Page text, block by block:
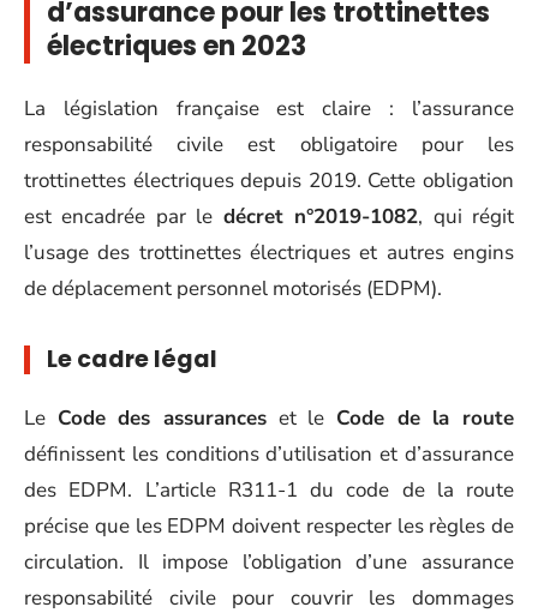
d’assurance pour les trottinettes
électriques en 2023
La législation française est claire : l’assurance
responsabilité civile est obligatoire pour les
trottinettes électriques depuis 2019. Cette obligation
est encadrée par le décret n°2019-1082, qui régit
l’usage des trottinettes électriques et autres engins
de déplacement personnel motorisés (EDPM).
Le cadre légal
Le Code des assurances et le Code de la route
définissent les conditions d’utilisation et d’assurance
des EDPM. L’article R311-1 du code de la route
précise que les EDPM doivent respecter les règles de
circulation. Il impose l’obligation d’une assurance
responsabilité civile pour couvrir les dommages